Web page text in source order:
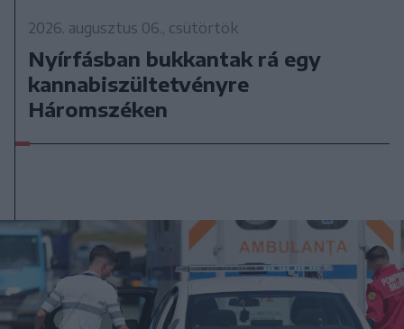
2026. augusztus 06., csütörtök
Nyírfásban bukkantak rá egy
kannabiszültetvényre
Háromszéken